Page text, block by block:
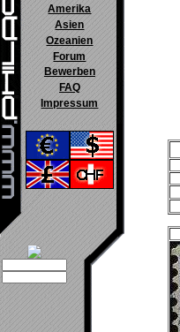
Amerika
Asien
Ozeanien
Forum
Bewerben
FAQ
Impressum